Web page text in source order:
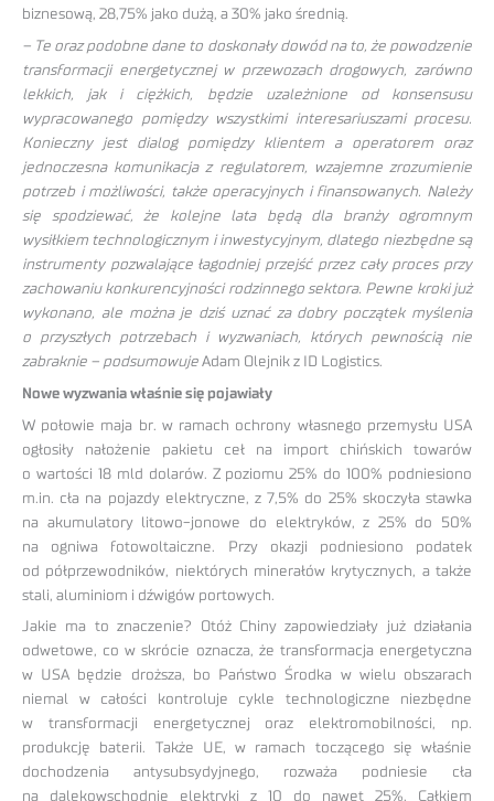
biznesową, 28,75% jako dużą, a 30% jako średnią.
– Te oraz podobne dane to doskonały dowód na to, że powodzenie
transformacji energetycznej w przewozach drogowych, zarówno
lekkich, jak i ciężkich, będzie uzależnione od konsensusu
wypracowanego pomiędzy wszystkimi interesariuszami procesu.
Konieczny jest dialog pomiędzy klientem a operatorem oraz
jednoczesna komunikacja z regulatorem, wzajemne zrozumienie
potrzeb i możliwości, także operacyjnych i finansowanych. Należy
się spodziewać, że kolejne lata będą dla branży ogromnym
wysiłkiem technologicznym i inwestycyjnym, dlatego niezbędne są
instrumenty pozwalające łagodniej przejść przez cały proces przy
zachowaniu konkurencyjności rodzinnego sektora. Pewne kroki już
wykonano, ale można je dziś uznać za dobry początek myślenia
o przyszłych potrzebach i wyzwaniach, których pewnością nie
zabraknie – podsumowuje Adam Olejnik z ID Logistics.
Nowe wyzwania właśnie się pojawiały
W połowie maja br. w ramach ochrony własnego przemysłu USA
ogłosiły nałożenie pakietu ceł na import chińskich towarów
o wartości 18 mld dolarów. Z poziomu 25% do 100% podniesiono
m.in. cła na pojazdy elektryczne, z 7,5% do 25% skoczyła stawka
na akumulatory litowo-jonowe do elektryków, z 25% do 50%
na ogniwa fotowoltaiczne. Przy okazji podniesiono podatek
od półprzewodników, niektórych minerałów krytycznych, a także
stali, aluminiom i dźwigów portowych.
Jakie ma to znaczenie? Otóż Chiny zapowiedziały już działania
odwetowe, co w skrócie oznacza, że transformacja energetyczna
w USA będzie droższa, bo Państwo Środka w wielu obszarach
niemal w całości kontroluje cykle technologiczne niezbędne
w transformacji energetycznej oraz elektromobilności, np.
produkcję baterii. Także UE, w ramach toczącego się właśnie
dochodzenia antysubsydyjnego, rozważa podniesie cła
na dalekowschodnie elektryki z 10 do nawet 25%. Całkiem